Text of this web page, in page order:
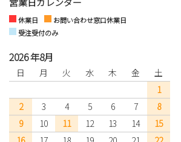
休業日
お問い合わせ窓口休業日
受注受付のみ
2026 年8月
日 月 火 水 木 金
土
1
2
3 4 5 6 7
8
9
10 11 12 13 14
15